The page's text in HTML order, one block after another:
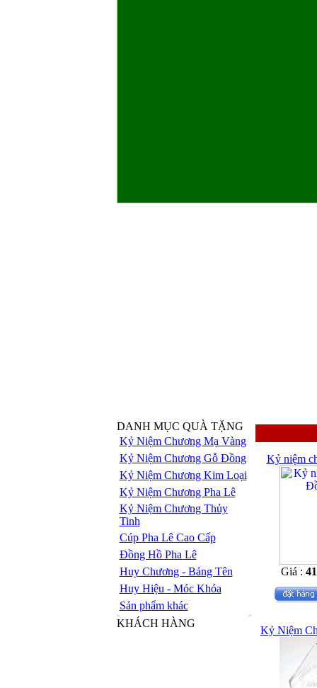
DANH MỤC QUÀ TẶNG
Kỷ Niệm Chương Mạ Vàng
Kỷ Niệm Chương Gỗ Đồng
Kỷ Niệm Chương Kim Loại
Kỷ Niệm Chương Pha Lê
Kỷ Niệm Chương Thủy
Tinh
Cúp Pha Lê Cao Cấp
Đồng Hồ Pha Lê
Huy Chương - Bảng Tên
Huy Hiệu - Móc Khóa
Sản phẩm khác
KHÁCH HÀNG
Kỷ niệm
Giá :
Kỷ Niệm